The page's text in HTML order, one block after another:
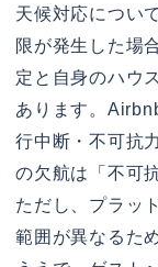
天候対応につい
限が発生した場
定と自身のハウ
あります。
行中断・不可抗
の欠航は「不可
ただし、プラッ
範囲が異なるた